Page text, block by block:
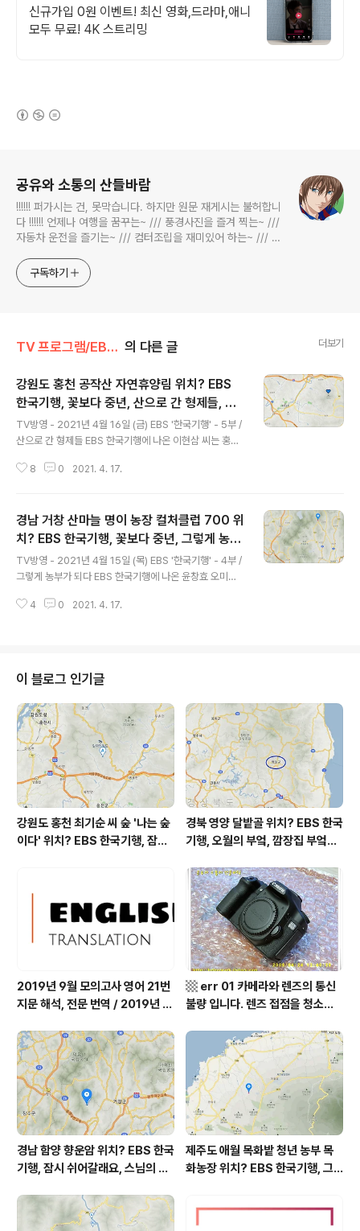
기!
신규가입 0원 이벤트! 최신 영화,드라마,애니
모두 무료! 4K 스트리밍
공유와 소통의 산들바람
!!!!!! 퍼가시는 건, 못막습니다. 하지만 원문 재게시는 불허합니
다 !!!!!! 언제나 여행을 꿈꾸는~ /// 풍경사진을 즐겨 찍는~ ///
자동차 운전을 즐기는~ /// 컴터조립을 재미있어 하는~ /// 고
식하는 미드가 있는~ /// 사회적 이슈에 발언하는~ 不老巨
구독하기
TV 프로그램/EBS 한국기행 의 다른 글 더보기
강원도 홍천 공작산 자연휴양림 위치? EBS
한국기행, 꽃보다 중년, 산으로 간 형제들, 주
방용품업체 해피콜 전 회장 이현삼 씨 홍천군
화촌면 동면 공작산 어디? / 강원도 홍천군 가
볼 만한 곳
TV방영 - 2021년 4월 16일 (금) EBS '한국기행' - 5부 /
산으로 간 형제들 EBS 한국기행에 나온 이현삼 씨는 홍천
었던 이현삼 씨는 어떤 계기로 하여 '공작산 휴양림'을 통째
림 공식 대표가 이현삼 씨로 나오지는 않습니다. 구체적인
상황은 알 수가 없구요. 공작산 주봉(887m) 위치 : 강원도
홍천군 화촌면 굴운리 공작산자연휴양림 주소 : 강원도 홍
천군 동면 공작골길 180 (지번) 강원도 홍천군 동면 노천
리 2039-1 아래 지도에서 표시된 곳이 강원도 홍천 공작
산입니다. 홍천 공작산은 주봉 기준으로..
8 0 2021. 4. 17.
경남 거창 산마늘 명이 농장 컬처클럽 700 위
치? EBS 한국기행, 꽃보다 중년, 그렇게 농부
가 되다, 귀촌 귀농 윤창효 오미경 씨 부부 명
이나물 산마늘 농사 거창군 고제면 해발 700
고지 어디? 빼재
TV방영 - 2021년 4월 15일 (목) EBS '한국기행' - 4부 /
그렇게 농부가 되다 EBS 한국기행에 나온 윤창효 오미경
하여 산마늘 명이 농사를 짓고 계신데요. 상호는 (지도 검색
리 산 12-1 * (윤창효 오미경 씨 부부) 컬쳐클럽 700 SN
S 페이스북 : www.facebook.com/컬쳐클럽700-Cult
ure-Club-700-2040973329496349 (소개글) " 해
발 700미터 청정 임산물과 숲 스토..
4 0 2021. 4. 17.
이 블로그 인기글
강원도 홍천 최기순 씨 숲 '나는 숲
이다' 위치? EBS 한국기행, 잠시
강원도 홍천군 가볼 만한 곳, (구)
까르돈, kbs 인간극장
경북 영양 달밭골 위치? EBS 한국
기행, 오월의 부엌, 깜장집 부엌은
어디? / 경상북도 영양군 가볼 만
한 곳, 영양읍 상원리. KBS 인간극
장 임분노미 할머니
2019년 9월 모의고사 영어 21번
지문 해석, 전문 번역 / 2019년 9
역, 평가원 2019년 고3 9월 영어
영역 외국어영역 전문 해석, Engli
sh to Korean translation
▩ err 01 카메라와 렌즈의 통신
불량 입니다. 렌즈 접점을 청소하
경남 함양 향운암 위치? EBS 한국
기행, 잠시 쉬어갈래요, 스님의 어
상남도 함양군 가볼 만한 곳, 용추
계곡 향운암 명천스님, 덕유산 황
제주도 애월 목화밭 청년 농부 목
화농장 위치? EBS 한국기행, 그